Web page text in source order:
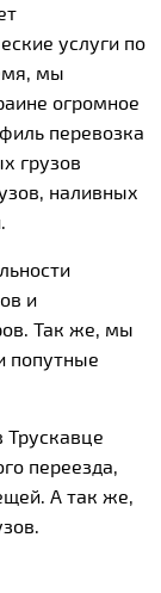
услуги по
мы
огромное
перевозка
грузов
наливных
и
Так же, мы
попутные
Трускавце
переезда,
А так же,